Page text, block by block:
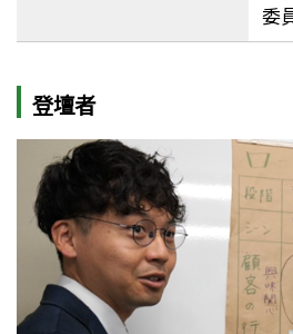
委
登壇者